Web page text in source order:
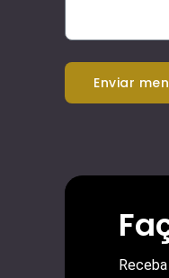
enviar